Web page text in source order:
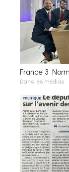
France 3
Dans les médias